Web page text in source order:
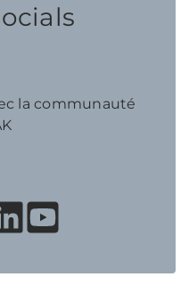
la communauté